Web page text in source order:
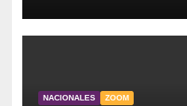
NACIONALES ZOOM